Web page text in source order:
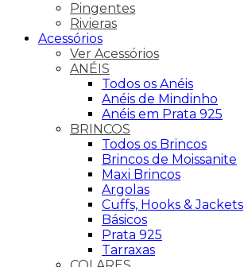
Pingentes
Rivieras
Acessórios
Ver Acessórios
ANÉIS
Todos os Anéis
Anéis de Mindinho
Anéis em Prata 925
BRINCOS
Todos os Brincos
Brincos de Moissanite
Maxi Brincos
Argolas
Cuffs, Hooks & Jackets
Básicos
Prata 925
Tarraxas